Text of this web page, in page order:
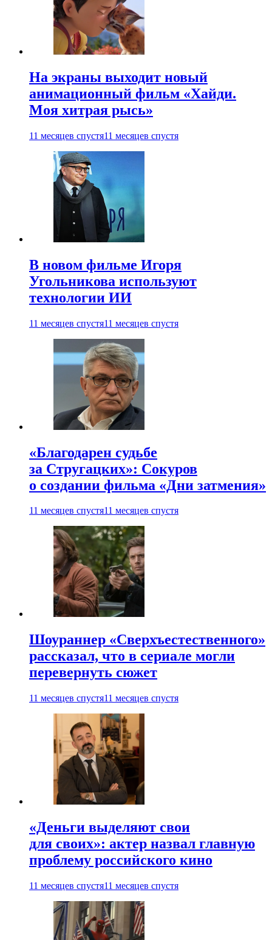
На экраны выходит новый
анимационный фильм «Хайди.
Моя хитрая рысь»
11 месяцев спустя11 месяцев спустя
В новом фильме Игоря
Угольникова используют
технологии ИИ
11 месяцев спустя11 месяцев спустя
«Благодарен судьбе
за Стругацких»: Сокуров
о создании фильма «Дни затмения»
11 месяцев спустя11 месяцев спустя
Шоураннер «Сверхъестественного»
рассказал, что в сериале могли
перевернуть сюжет
11 месяцев спустя11 месяцев спустя
«Деньги выделяют свои
для своих»: актер назвал главную
проблему российского кино
11 месяцев спустя11 месяцев спустя